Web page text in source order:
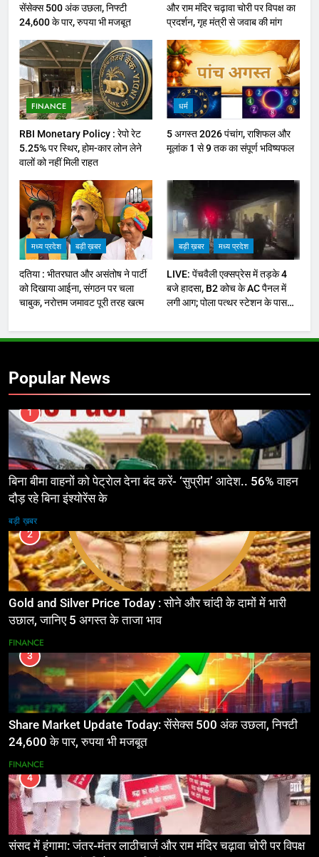
सेंसेक्स 500 अंक उछला, निफ्टी
24,600 के पार, रुपया भी मजबूत
और राम मंदिर चढ़ावा चोरी पर विपक्ष का
प्रदर्शन, गृह मंत्री से जवाब की मांग
FINANCE
RBI Monetary Policy : रेपो रेट
5.25% पर स्थिर, होम-कार लोन लेने
वालों को नहीं मिली राहत
धर्म
5 अगस्त 2026 पंचांग, राशिफल और
मूलांक 1 से 9 तक का संपूर्ण भविष्यफल
मध्य प्रदेश बड़ी ख़बर
दतिया : भीतरघात और असंतोष ने पार्टी
को दिखाया आईना, संगठन पर चला
चाबुक, नरोत्तम जमावट पूरी तरह खत्म
बड़ी ख़बर मध्य प्रदेश
LIVE: पेंचवैली एक्सप्रेस में तड़के 4
बजे हादसा, B2 कोच के AC पैनल में
लगी आग; पोला पत्थर स्टेशन के पास
Popular News
1
बिना बीमा वाहनों को पेट्राेल देना बंद करें- ‘सुप्रीम’ आदेश.. 56% वाहन
दौड़ रहे बिना इंश्योरेंस के
बड़ी ख़बर
2
Gold and Silver Price Today : सोने और चांदी के दामों में भारी
उछाल, जानिए 5 अगस्त के ताजा भाव
FINANCE
3
Share Market Update Today: सेंसेक्स 500 अंक उछला, निफ्टी
24,600 के पार, रुपया भी मजबूत
FINANCE
4
संसद में हंगामा: जंतर-मंतर लाठीचार्ज और राम मंदिर चढ़ावा चोरी पर विपक्ष